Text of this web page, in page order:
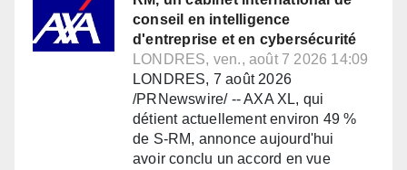
conseil en intelligence
d'entreprise et en cybersécurité
LONDRES, ven., août 7 2026 14:09
LONDRES, 7 août 2026
/PRNewswire/ -- AXA XL, qui
détient actuellement environ 49 %
de S-RM, annonce aujourd'hui
avoir conclu un accord en vue